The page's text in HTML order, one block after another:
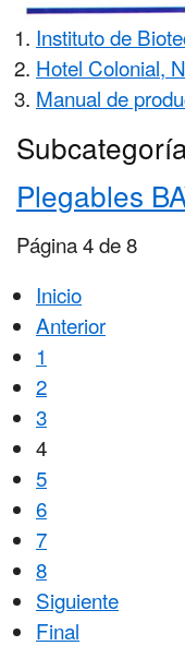
Instituto de
Hotel Colonial,
Manual de
Plegables
Página 4 de 8
Inicio
Anterior
1
2
3
4
5
6
7
8
Siguiente
Final